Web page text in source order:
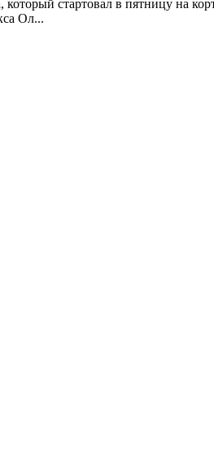
стартовал в пятницу на
Ол...